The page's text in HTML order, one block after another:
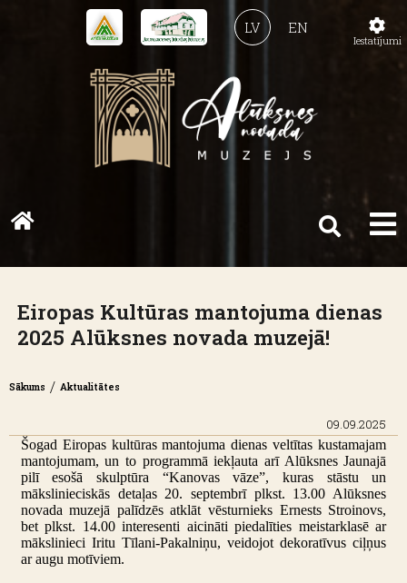
EN
LV
Eiropas Kultūras mantojuma dienas
2025 Alūksnes novada muzejā!
Sākums / Aktualitātes
09.09.2025
Šogad Eiropas kultūras mantojuma dienas veltītas kustamajam
mantojumam, un to programmā iekļauta arī Alūksnes Jaunajā
pilī esošā skulptūra “Kanovas vāze”, kuras stāstu un
mākslinieciskās detaļas 20. septembrī plkst. 13.00 Alūksnes
novada muzejā palīdzēs atklāt vēsturnieks Ernests Stroinovs,
bet plkst. 14.00 interesenti aicināti piedalīties meistarklasē ar
mākslinieci Iritu Tīlani-Pakalniņu, veidojot dekoratīvus ciļņus
ar augu motīviem.
Iestatījumi